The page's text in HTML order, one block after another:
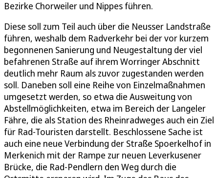
Bezirke Chorweiler und Nippes führen.
Diese soll zum Teil auch über die Neusser Landstraße
führen, weshalb dem Radverkehr bei der vor kurzem
begonnenen Sanierung und Neugestaltung der viel
befahrenen Straße auf ihrem Worringer Abschnitt
deutlich mehr Raum als zuvor zugestanden werden
soll. Daneben soll eine Reihe von Einzelmaßnahmen
umgesetzt werden, so etwa die Ausweitung von
Abstellmöglichkeiten, etwa im Bereich der Langeler
Fähre, die als Station des Rheinradweges auch ein Ziel
für Rad-Touristen darstellt. Beschlossene Sache ist
auch eine neue Verbindung der Straße Spoerkelhof in
Merkenich mit der Rampe zur neuen Leverkusener
Brücke, die Rad-Pendlern den Weg durch die